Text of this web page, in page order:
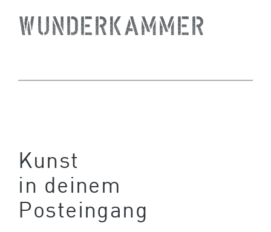
Wunderkammer
Kunst
in deinem
Posteingang